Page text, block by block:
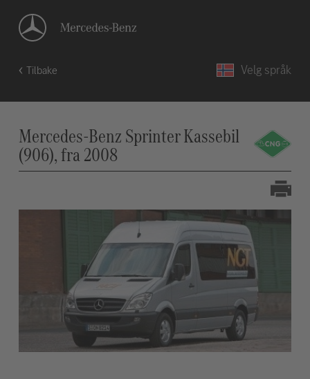
Tilbake Velg språk
Mercedes-Benz Sprinter Kassebil
(906), fra 2008